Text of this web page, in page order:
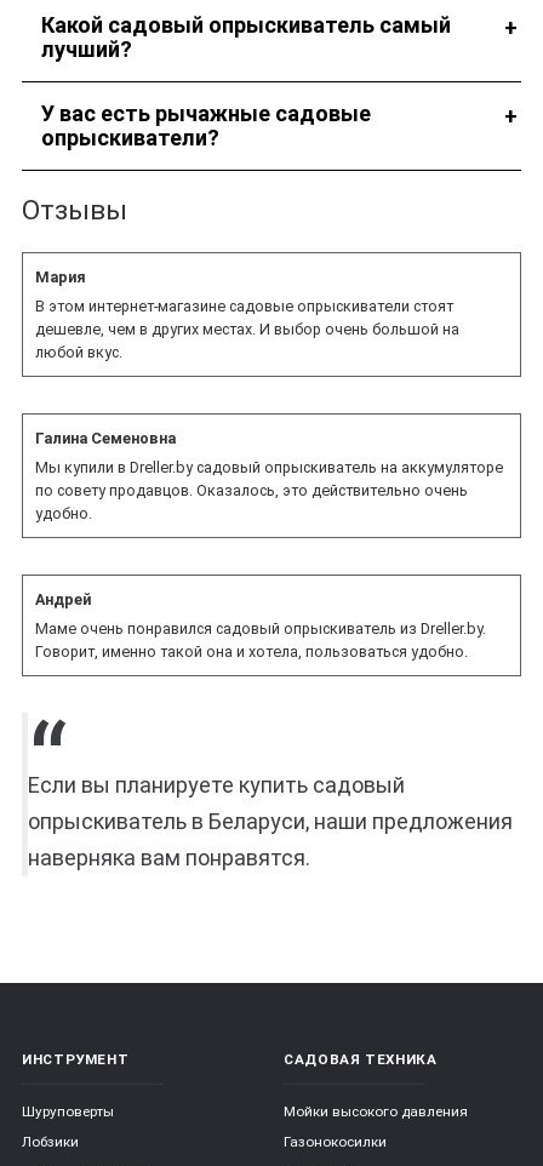
Стоимость садовых опрыскивателей указана в каталоге.
Какой садовый опрыскиватель самый
лучший?
Наши сотрудники подберут оптимальную модель для
конкретной ситуации.
У вас есть рычажные садовые
опрыскиватели?
Отзывы
Мария
В этом интернет-магазине садовые опрыскиватели стоят
дешевле, чем в других местах. И выбор очень большой на
любой вкус.
Галина Семеновна
Мы купили в Dreller.by садовый опрыскиватель на аккумуляторе
по совету продавцов. Оказалось, это действительно очень
удобно.
Андрей
Маме очень понравился садовый опрыскиватель из Dreller.by.
Говорит, именно такой она и хотела, пользоваться удобно.
Если вы планируете купить садовый
опрыскиватель в Беларуси, наши предложения
наверняка вам понравятся.
ИНСТРУМЕНТ
Шуруповерты
Лобзики
САДОВАЯ ТЕХНИКА
Мойки высокого давления
Газонокосилки